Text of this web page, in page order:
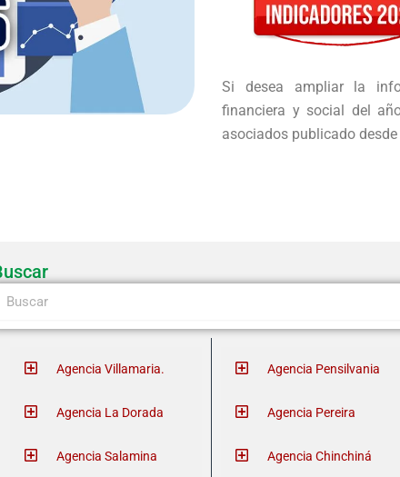
Si desea ampliar la
financiera y social del
asociados publicado
Agencia Villamaria.
Agencia La Dorada
Agencia Salamina
Agencia Pensilvania
Agencia Pereira
Agencia Chinchiná